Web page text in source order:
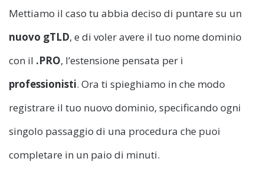
Mettiamo il caso tu abbia deciso di puntare su un
nuovo gTLD, e di voler avere il tuo nome dominio
con il .PRO, l’estensione pensata per i
professionisti. Ora ti spieghiamo in che modo
registrare il tuo nuovo dominio, specificando ogni
singolo passaggio di una procedura che puoi
completare in un paio di minuti.